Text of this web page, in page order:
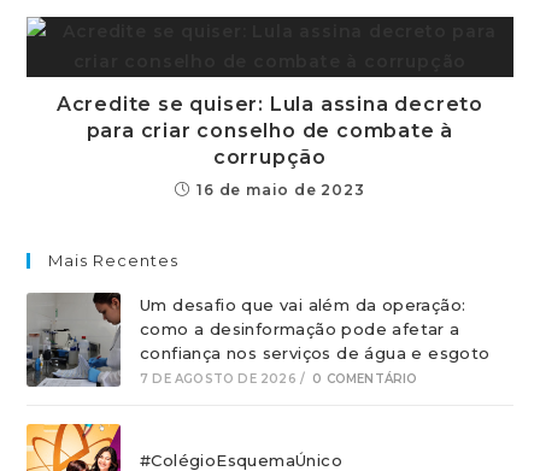
Acredite se quiser: Lula assina decreto
para criar conselho de combate à
corrupção
16 de maio de 2023
Mais Recentes
Um desafio que vai além da operação:
como a desinformação pode afetar a
confiança nos serviços de água e esgoto
7 DE AGOSTO DE 2026 / 0 COMENTÁRIO
#ColégioEsquemaÚnico